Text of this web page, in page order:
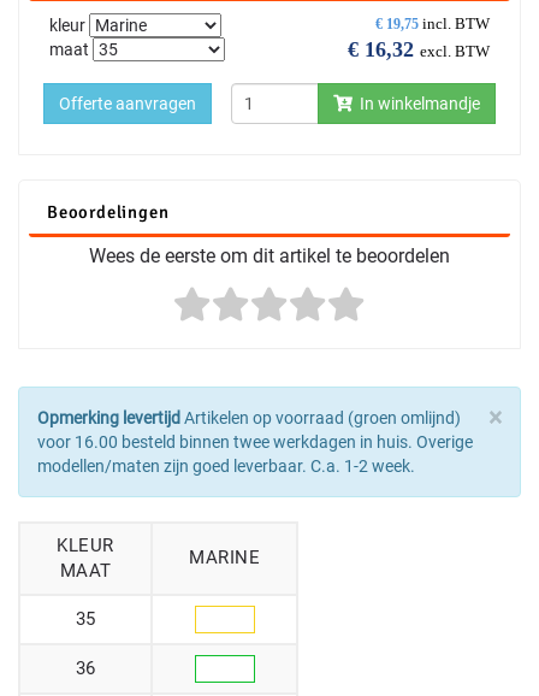
€ 19,75 incl. BTW
€ 16,32 excl. BTW
kleur
maat
In winkelmandje
Offerte aanvragen
Beoordelingen
Wees de eerste om dit artikel te beoordelen
×
Opmerking levertijd Artikelen op voorraad (groen omlijnd)
voor 16.00 besteld binnen twee werkdagen in huis. Overige
modellen/maten zijn goed leverbaar. C.a. 1-2 week.
KLEUR
MAAT
MARINE
35
36